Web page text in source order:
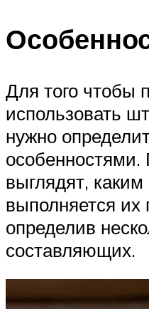
Для того чтобы
использовать
нужно
особенностями.
выглядят,
выполняется
определив
составляющих.